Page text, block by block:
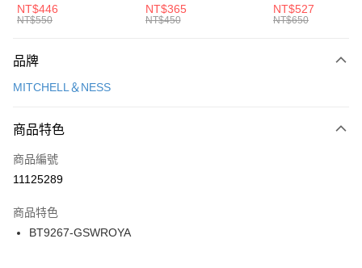
元大商業銀行
台灣樂天信用卡公司
AFTEE先享後付
【關於「AFTEE先享後付」】
便利好安心！
３．安心：先確認商品／服務後，再付款。
【「AFTEE先享後付」結帳流程】
１．於結帳方式選擇「AFTEE先享後付」後，將跳轉至「AFTEE先享後付」
２．訂單成立數日內，您將收到繳費通知簡訊。
３．收到繳費通知簡訊後14天內，點擊此簡訊中的連結，可透過四大超商／
ATM／網路銀行／等多元方式進行付款，方視為交易完成。
運送方式
每筆NT$100，滿NT$1,500(含以上)免運費
宅配
每筆NT$100，滿NT$1,500(含以上)免運費
付款後門市自取
每筆NT$100，滿NT$1,500(含以上)免運費
中統襪 FZ3393100
NT$446
NT$550
EMBRDY 男女 短統襪
FZ3073133
NT$365
NT$450
BA5871010
NT$527
NT$650
品牌
MITCHELL＆NESS
商品特色
商品編號
11125289
商品特色
BT9267-GSWROYA